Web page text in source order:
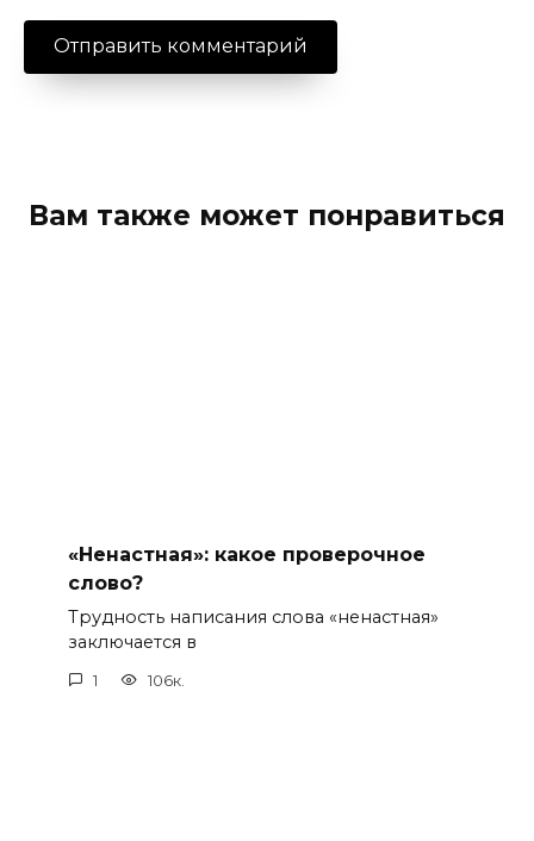
Вам также может понравиться
«Ненастная»: какое проверочное
слово?
Трудность написания слова «ненастная»
заключается в
1 106к.